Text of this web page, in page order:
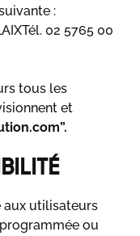
:
02 5765 00
tous les
et
aux utilisateurs
ou